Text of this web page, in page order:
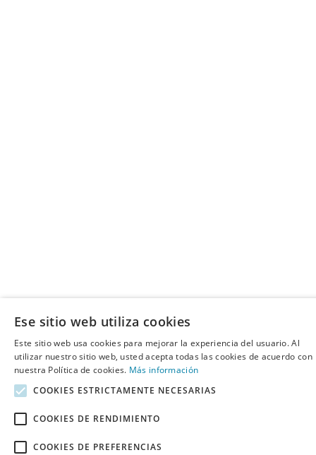
Ese sitio web utiliza cookies
Este sitio web usa cookies para mejorar la experiencia del usuario. Al
utilizar nuestro sitio web, usted acepta todas las cookies de acuerdo con
nuestra Política de cookies. Más información
COOKIES ESTRICTAMENTE NECESARIAS
COOKIES DE RENDIMIENTO
COOKIES DE PREFERENCIAS